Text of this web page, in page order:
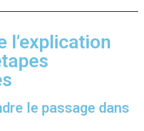
l’explication
le passage dans